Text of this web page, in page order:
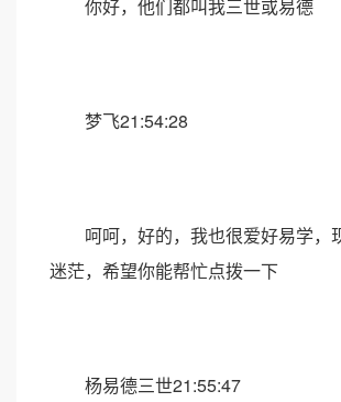
你好，他们都叫我三世或易德
梦飞21:54:28
呵呵，好的，我也很爱好易学，
迷茫，希望你能帮忙点拨一下
杨易德三世21:55:47